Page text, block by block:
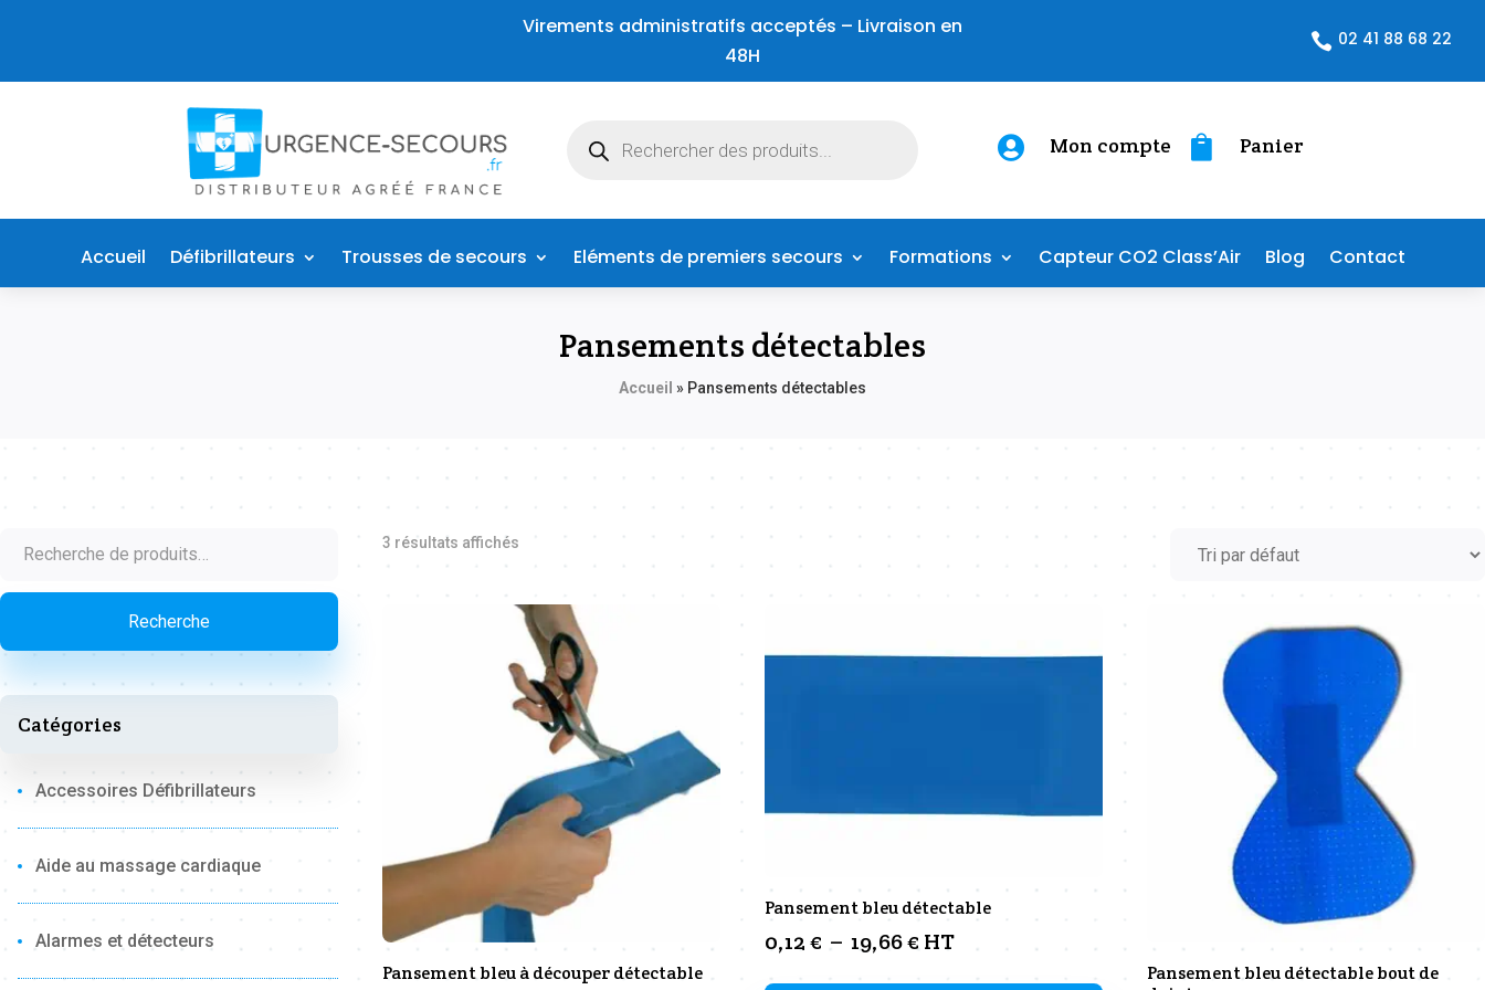
Virements administratifs acceptés – Livraison en
48H
 02 41 88 68 22
 Mon compte  Panier
Accueil Défibrillateurs Trousses de secours Eléments de premiers secours Formations Capteur CO2 Class’Air Blog Contact
Pansements détectables
Accueil » Pansements détectables
pour :
Recherche
Catégories
Accessoires Défibrillateurs
Aide au massage cardiaque
Alarmes et détecteurs
3 résultats affichés
Pansement bleu à découper détectable
Pansement bleu détectable
0,12€ – 19,66€ Plage
HT
Pansement bleu détectable bout de